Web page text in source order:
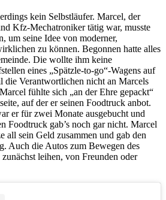
kein Selbstläufer. Marcel, der
Kfz-Mechatroniker tätig war, musste
um seine Idee von moderner,
zu können. Begonnen hatte alles
Die wollte ihm keine
eines „Spätzle-to-go“-Wagens auf
die Verantwortlichen nicht an Marcels
fühlte sich „an der Ehre gepackt“
auf der er seinen Foodtruck anbot.
er für zwei Monate ausgebucht und
Foodtruck gab’s noch gar nicht. Marcel
all sein Geld zusammen und gab den
Auch die Autos zum Bewegen des
leihen, von Freunden oder